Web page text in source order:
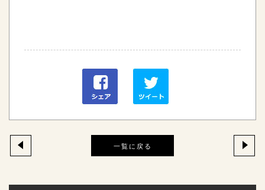
一覧に戻る